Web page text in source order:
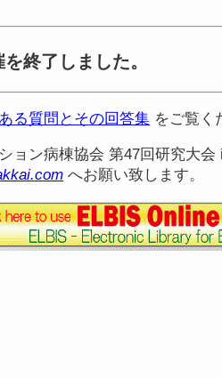
終了しました。
る質問とその回答集 をご覧く
ョン病棟協会 第47回研究大
へお願い致します。